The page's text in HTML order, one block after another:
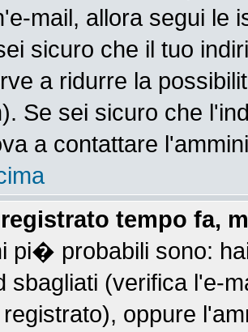
mail, allora segui le
sicuro che il tuo
a ridurre la
Se sei sicuro che
a contattare
tempo fa,
pi� probabili sono:
sbagliati (verifica l'e-
oppure